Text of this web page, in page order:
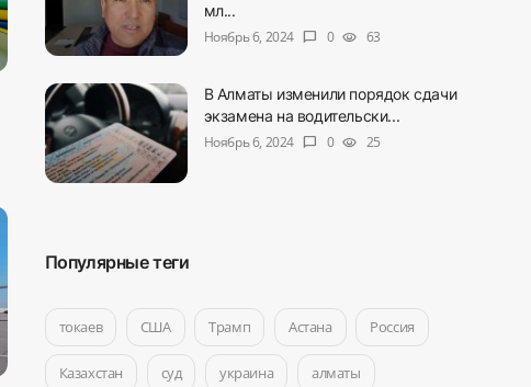
мл...
Ноябрь 6, 2024
chat_bubble 0 visibility 63
В Алматы изменили порядок сдачи
экзамена на водительски...
Ноябрь 6, 2024
chat_bubble 0 visibility 25
Популярные теги
токаев США Трамп Астана Россия
Казахстан суд украина алматы